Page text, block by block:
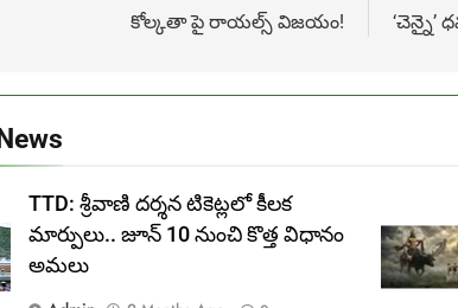
కోల్కతా పై రాయల్స్ విజయం!
‘చెన్నై’
TTD: శ్రీవాణి దర్శన టికెట్లలో కీలక
మార్పులు.. జూన్ 10 నుంచి కొత్త విధానం
అమలు